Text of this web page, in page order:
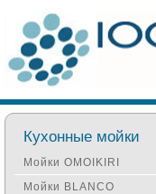
Кухонные мойки
Мойки OMOIKIRI
Мойки BLANCO